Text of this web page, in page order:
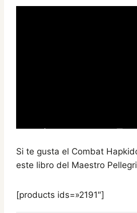
Si te gusta el Combat
este libro del Maestro
[products ids=»2191″]